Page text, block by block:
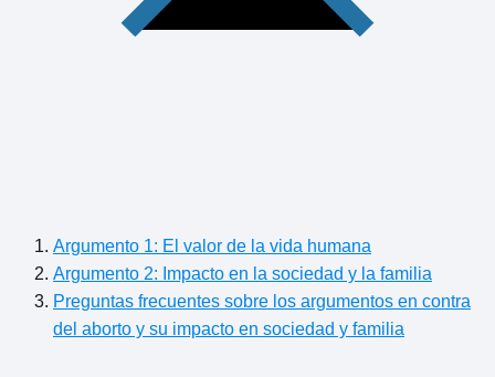
Argumento 1: El valor de la vida humana
Argumento 2: Impacto en la sociedad y la familia
Preguntas frecuentes sobre los argumentos en contra
del aborto y su impacto en sociedad y familia